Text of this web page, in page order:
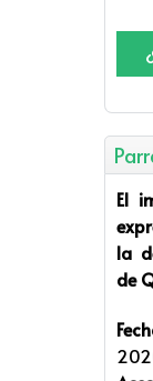
El
la
de